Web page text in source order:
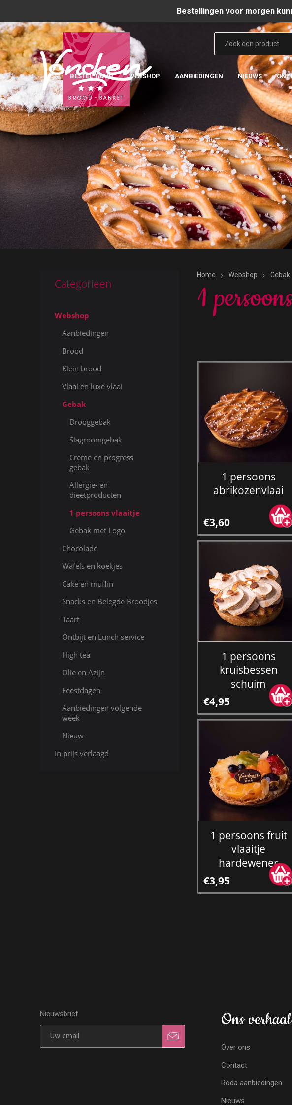
Bestellingen voor morgen
BESTEL TAART WEBSHOP AANBIEDINGEN NIEUWS
Home Webshop Gebak
1
1 persoons
abrikozenvlaai
€3,60
1 persoons
kruisbessen
schuim
€4,95
1 persoons fruit
vlaaitje
hardewener
€3,95
Categorieen
Webshop
Aanbiedingen
Brood
Klein brood
Vlaai en luxe vlaai
Gebak
Drooggebak
Slagroomgebak
Creme en progress
gebak
Allergie- en
dieetproducten
1 persoons vlaaitje
Gebak met Logo
Chocolade
Wafels en koekjes
Cake en muffin
Snacks en Belegde Broodjes
Taart
Ontbijt en Lunch service
High tea
Olie en Azijn
Feestdagen
Aanbiedingen volgende
week
Nieuw
In prijs verlaagd
Nieuwsbrief Ons verhaal
Over ons
Contact
Roda aanbiedingen
Nieuws